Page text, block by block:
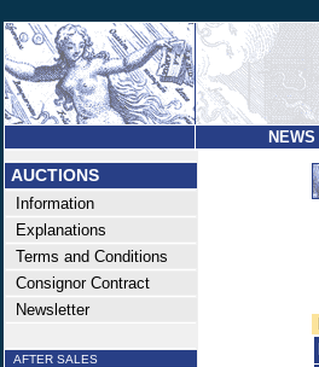
NEWS
AUCTIONS
Information
Explanations
Terms and Conditions
Consignor Contract
Newsletter
AFTER SALES